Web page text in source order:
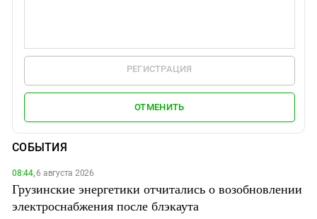
РЕГИСТРАЦИЯ
ОТМЕНИТЬ
СОБЫТИЯ
08:44,6 августа 2026
Грузинские энергетики отчитались о возобновлении
электроснабжения после блэкаута